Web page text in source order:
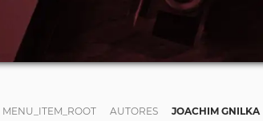
MENU_ITEM_ROOT AUTORES JOACHIM GNILKA